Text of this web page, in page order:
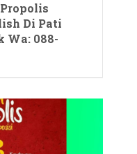
Di Pati
Wa: 088-